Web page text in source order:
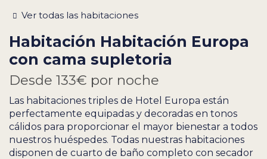
Ver todas las habitaciones
Habitación Habitación Europa
con cama supletoria
Desde 133€ por noche
Las habitaciones triples de Hotel Europa están
perfectamente equipadas y decoradas en tonos
cálidos para proporcionar el mayor bienestar a todos
nuestros huéspedes. Todas nuestras habitaciones
disponen de cuarto de baño completo con secador